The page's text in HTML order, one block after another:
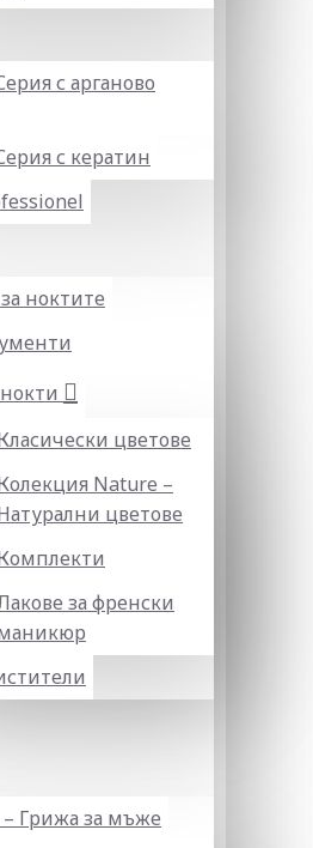
с арганово
с кератин
ноктите
цветове
Nature –
цветове
за френски
– Грижа за мъже